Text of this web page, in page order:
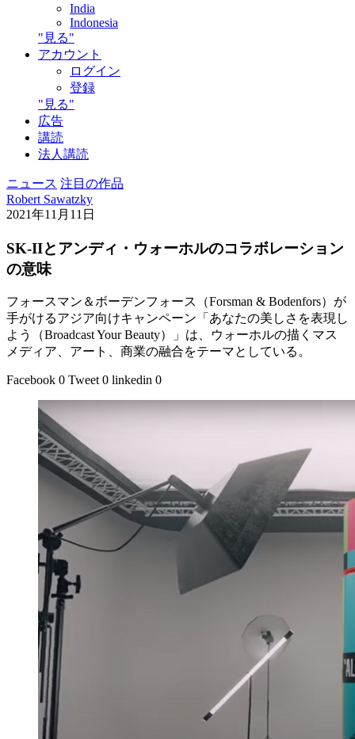
India
Indonesia
"見る"
アカウント
ログイン
登録
"見る"
広告
講読
法人講読
ニュース 注目の作品
Robert Sawatzky
2021年11月11日
SK-IIとアンディ・ウォーホルのコラボレーション
の意味
フォースマン＆ボーデンフォース（Forsman & Bodenfors）が
手がけるアジア向けキャンペーン「あなたの美しさを表現し
よう（Broadcast Your Beauty）」は、ウォーホルの描くマス
メディア、アート、商業の融合をテーマとしている。
Facebook 0 Tweet 0 linkedin 0